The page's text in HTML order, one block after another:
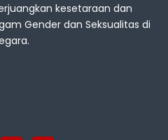
kesetaraan dan
Gender dan Seksualitas di